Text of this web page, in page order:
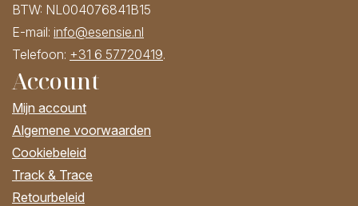
BTW: NL004076841B15
E-mail: info@esensie.nl
Telefoon: +31 6 57720419.
Account
Mijn account
Algemene voorwaarden
Cookiebeleid
Track & Trace
Retourbeleid